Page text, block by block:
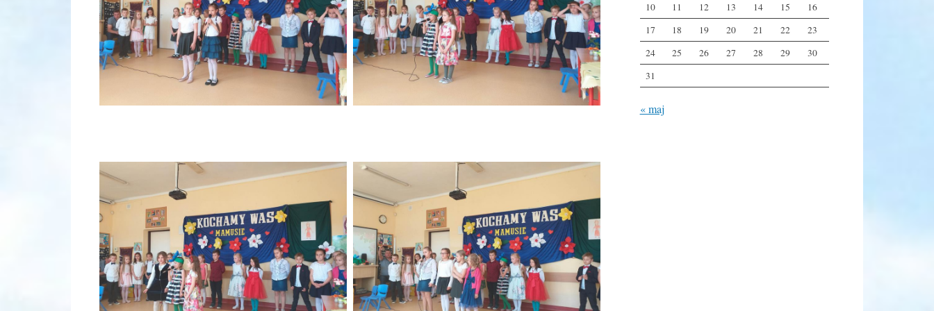
10 11 12 13 14 15
16
17
18 19 20 21 22
23
24
25 26 27 28 29
30
31
« maj